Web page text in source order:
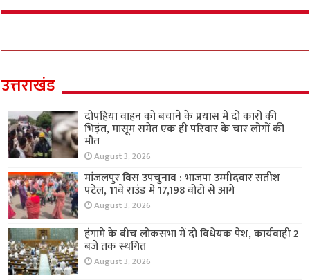
उत्तराखंड
दोपहिया वाहन को बचाने के प्रयास में दो कारों की
भिड़ंत, मासूम समेत एक ही परिवार के चार लोगों की
मौत
August 3, 2026
मांजलपुर विस उपचुनाव : भाजपा उम्मीदवार सतीश
पटेल, 11वें राउंड में 17,198 वोटों से आगे
August 3, 2026
हंगामे के बीच लोकसभा में दो विधेयक पेश, कार्यवाही 2
बजे तक स्थगित
August 3, 2026